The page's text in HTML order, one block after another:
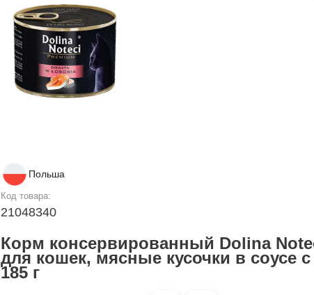
Польша
Код товара:
21048340
Корм консервированный Dolina
для кошек, мясные кусочки в соусе с
185 г